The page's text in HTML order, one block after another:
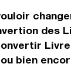
des
bien